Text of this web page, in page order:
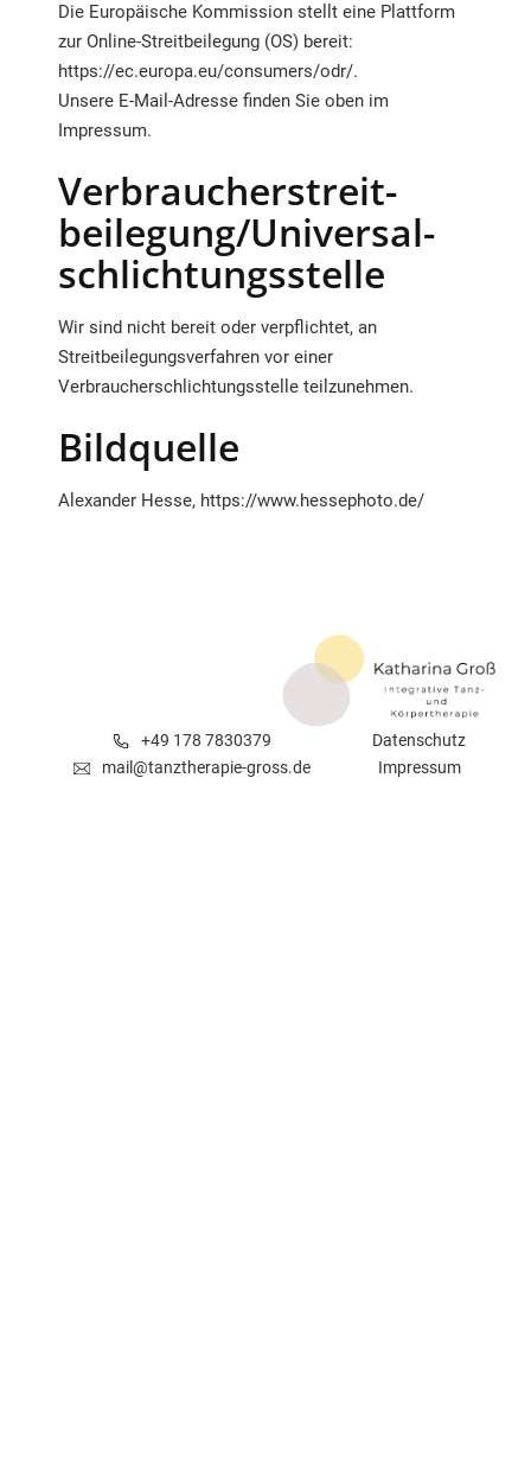
Die Europäische Kommission stellt eine Plattform
zur Online-Streitbeilegung (OS) bereit:
https://ec.europa.eu/consumers/odr/.
Unsere E-Mail-Adresse finden Sie oben im
Impressum.
Verbraucher­streit­
beilegung/Universal­
schlichtungs­stelle
Wir sind nicht bereit oder verpflichtet, an
Streitbeilegungsverfahren vor einer
Verbraucherschlichtungsstelle teilzunehmen.
Bildquelle
Alexander Hesse, https://www.hessephoto.de/
+49 178 7830379
mail@tanztherapie-gross.de
Datenschutz
Impressum